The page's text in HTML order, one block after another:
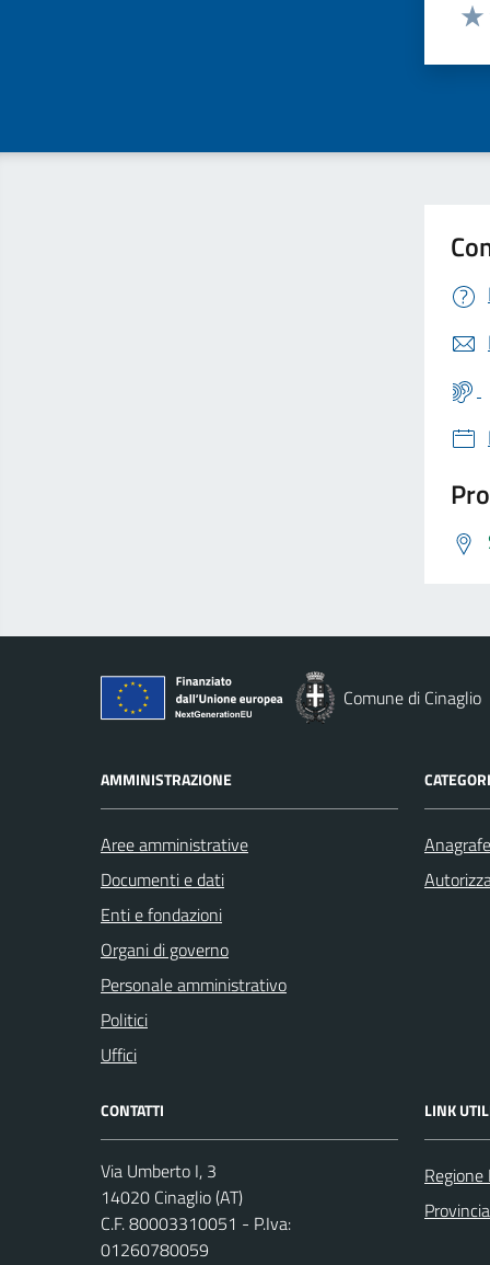
Comune di Cinaglio
AMMINISTRAZIONE
Aree amministrative
Documenti e dati
Enti e fondazioni
Organi di governo
Personale amministrativo
Politici
Uffici
CONTATTI
Via Umberto I, 3
14020 Cinaglio (AT)
C.F. 80003310051 - P.Iva:
01260780059
LINK